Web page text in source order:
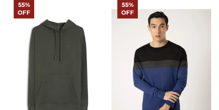
55%
OFF
55%
OFF